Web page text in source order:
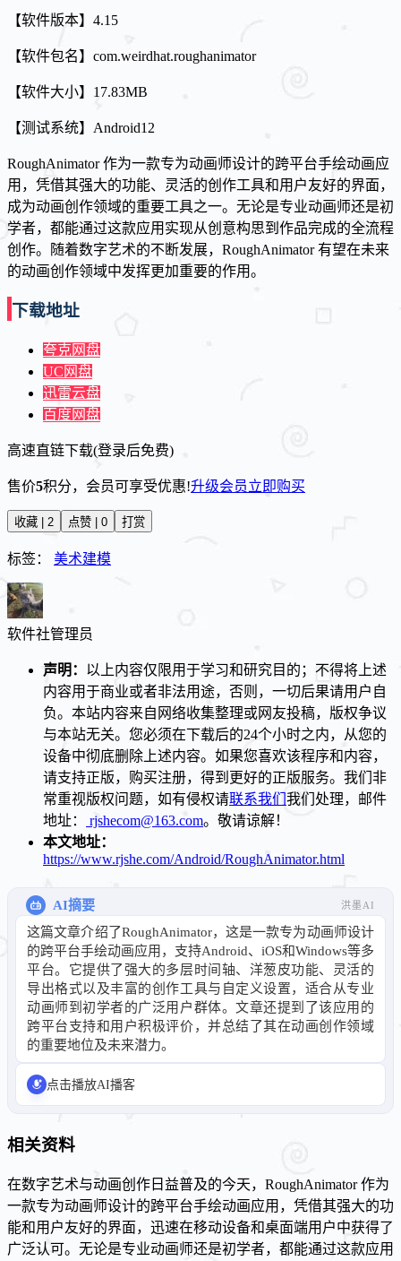
【软件版本】4.15
【软件包名】com.weirdhat.roughanimator
【软件大小】17.83MB
【测试系统】Android12
RoughAnimator 作为一款专为动画师设计的跨平台手绘动画应
用，凭借其强大的功能、灵活的创作工具和用户友好的界面，
成为动画创作领域的重要工具之一。无论是专业动画师还是初
学者，都能通过这款应用实现从创意构思到作品完成的全流程
创作。随着数字艺术的不断发展，RoughAnimator 有望在未来
的动画创作领域中发挥更加重要的作用。
下载地址
夸克网盘
UC网盘
迅雷云盘
百度网盘
高速直链下载(登录后免费)
售价5积分，会员可享受优惠!升级会员立即购买
收藏 | 2 点赞 | 0 打赏
标签： 美术建模
软件社管理员
声明： 以上内容仅限用于学习和研究目的；不得将上述
内容用于商业或者非法用途，否则，一切后果请用户自
负。本站内容来自网络收集整理或网友投稿，版权争议
与本站无关。您必须在下载后的24个小时之内，从您的
设备中彻底删除上述内容。如果您喜欢该程序和内容，
请支持正版，购买注册，得到更好的正版服务。我们非
常重视版权问题，如有侵权请联系我们 我们处理，邮件
地址：
rjshecom@163.com。敬请谅解！
本文地址：
https://www.rjshe.com/Android/RoughAnimator.html
AI摘要 洪墨AI
这篇文章介绍了RoughAnimator，这是一款专为动画师设计
的跨平台手绘动画应用，支持Android、iOS和Windows等多
平台。它提供了强大的多层时间轴、洋葱皮功能、灵活的
导出格式以及丰富的创作工具与自定义设置，适合从专业
动画师到初学者的广泛用户群体。文章还提到了该应用的
跨平台支持和用户积极评价，并总结了其在动画创作领域
的重要地位及未来潜力。
点击播放AI播客
相关资料
在数字艺术与动画创作日益普及的今天，RoughAnimator 作为
一款专为动画师设计的跨平台手绘动画应用，凭借其强大的功
能和用户友好的界面，迅速在移动设备和桌面端用户中获得了
广泛认可。无论是专业动画师还是初学者，都能通过这款应用